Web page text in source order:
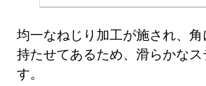
均一なねじり加工が施され、
持たせてあるため、滑らかな
す。